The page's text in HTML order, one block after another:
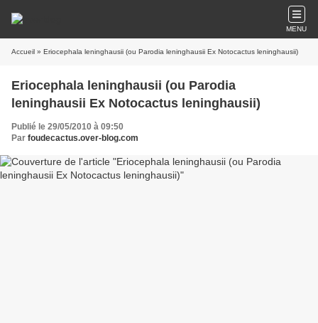
MENU
Accueil » Eriocephala leninghausii (ou Parodia leninghausii Ex Notocactus leninghausii)
Eriocephala leninghausii (ou Parodia
leninghausii Ex Notocactus leninghausii)
Publié le 29/05/2010 à 09:50
Par foudecactus.over-blog.com